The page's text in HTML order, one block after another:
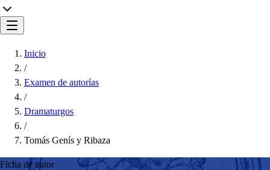
Inicio
/
Examen de autorías
/
Dramaturgos
/
Tomás Genís y Ribaza
Ficha de autor